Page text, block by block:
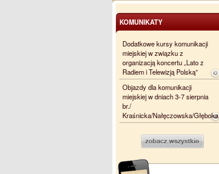
KOMUNIKATY
Dodatkowe kursy komunikacji
miejskiej w związku z
organizacją koncertu „Lato z
Radiem i Telewizją Polską”
Objazdy dla komunikacji
miejskiej w dniach 3-7 sierpnia
br./
Kraśnicka/Nałęczowska/Głęboka